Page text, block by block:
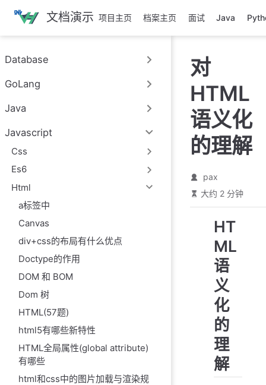
跳
主
內
文档演示 项目主页 档案主页 面试 Java
Database
GoLang
Java
Javascript
Css
Es6
Html
a标签中
Canvas
div+css的布局有什么优点
Doctype的作用
DOM 和 BOM
Dom 树
HTML(57题)
html5有哪些新特性
HTML全局属性(global attribute)
有哪些
html和css中的图片加载与渲染规
对
HTML
语义化
的理解
pax
大约 2 分钟
HT
ML
语
义
化
的
理
解